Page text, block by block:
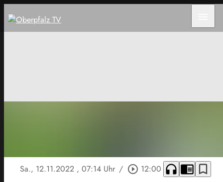
Sa., 12.11.2022 , 07:14 Uhr / play_circle_outline 12:00 headphones chrome_reader_mode bookmark_border